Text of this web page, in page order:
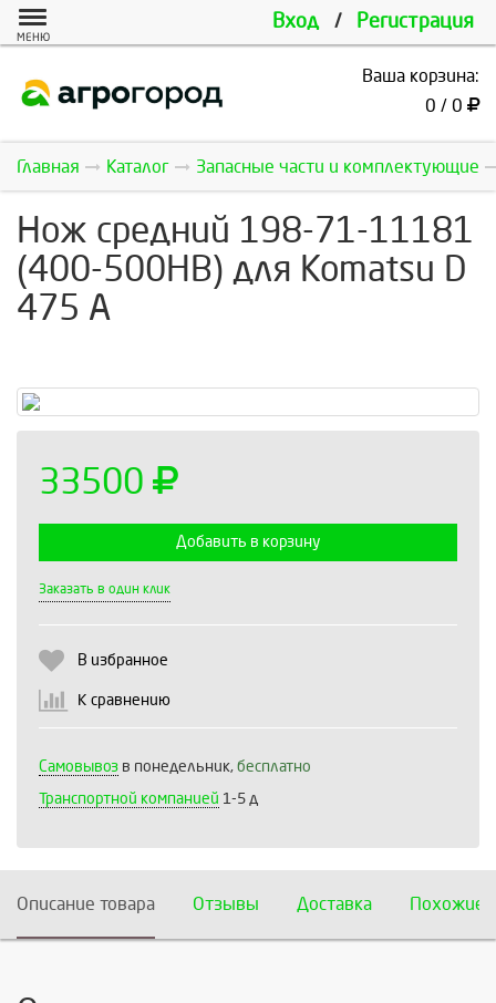
Вход / Регистрация
МЕНЮ
Ваша корзина:
0 / 0
Главная Каталог Запасные части и комплектующие
Нож средний 198-71-11181
(400-500HB) для Komatsu D
475 А
33500
Добавить в корзину
Заказать в один клик
В избранное
К сравнению
Самовывоз в понедельник, бесплатно
Транспортной компанией 1-5 д
Описание товара Отзывы Доставка Похожие